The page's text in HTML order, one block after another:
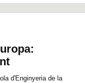
d'Enginyeria de la